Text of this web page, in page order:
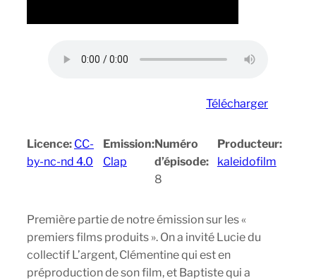
Télécharger
Licence: CC-
by-nc-nd 4.0
Emission:
Clap
Numéro
d’épisode:
8
Producteur:
kaleidofilm
Première partie de notre émission sur les «
premiers films produits ». On a invité Lucie du
collectif L’argent, Clémentine qui est en
préproduction de son film, et Baptiste qui a